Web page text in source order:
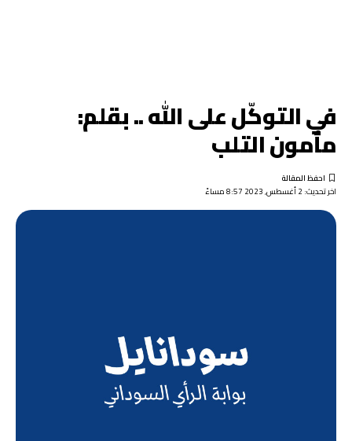
في التوكّل على الله .. بقلم:
مأمون التلب
اخر تحديث: 2 أغسطس, 2023 8:57 مساءً